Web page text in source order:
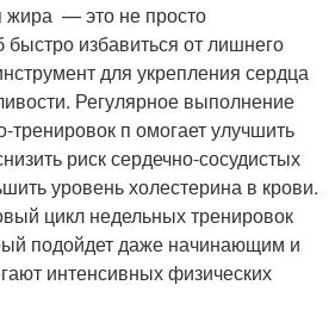
жира — это не просто
избавиться от лишнего
для укрепления сердца
Регулярное выполнение
тренировок п омогает улучшить
риск сердечно-сосудистых
уровень холестерина в крови.
цикл недельных тренировок
подойдет даже начинающим и
интенсивных физических